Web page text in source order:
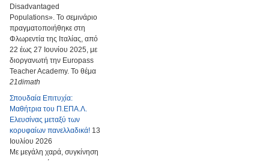
Disadvantaged
Populations». Το σεμινάριο
πραγματοποιήθηκε στη
Φλωρεντία της Ιταλίας, από
22 έως 27 Ιουνίου 2025, με
διοργανωτή την Europass
Teacher Academy. Το θέμα
21dimath
Σπουδαία Επιτυχία:
Μαθήτρια του Π.ΕΠΑ.Λ.
Ελευσίνας μεταξύ των
κορυφαίων πανελλαδικά! 13
Ιουλίου 2026
Με μεγάλη χαρά, συγκίνηση